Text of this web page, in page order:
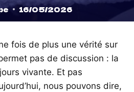
16/05/2026
fois de plus une vérité sur
pas de discussion : la
vivante. Et pas
nous pouvons dire,